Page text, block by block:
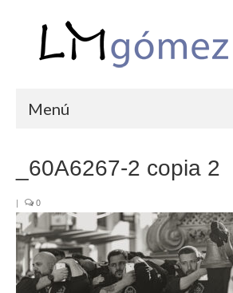
Menú
COMUNIONES
CORPORATIVAS
SEMANA SANTA
_60A6267-2 copia 2
| 0